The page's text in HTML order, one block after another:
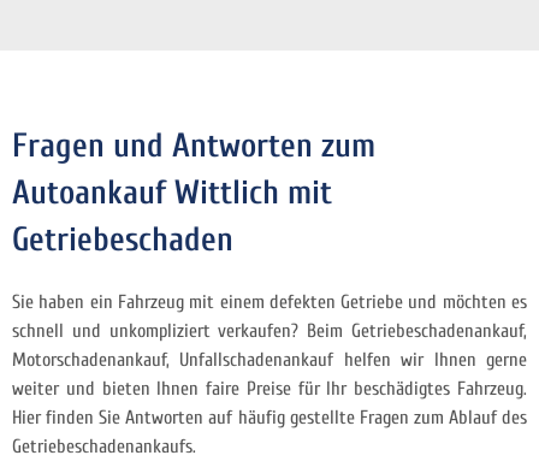
Fragen und Antworten zum
Autoankauf Wittlich mit
Getriebeschaden
Sie haben ein Fahrzeug mit einem defekten Getriebe und möchten es
schnell und unkompliziert verkaufen? Beim Getriebeschadenankauf,
Motorschadenankauf, Unfallschadenankauf helfen wir Ihnen gerne
weiter und bieten Ihnen faire Preise für Ihr beschädigtes Fahrzeug.
Hier finden Sie Antworten auf häufig gestellte Fragen zum Ablauf des
Getriebeschadenankaufs.